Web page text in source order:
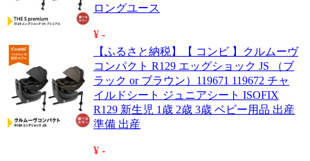
ロングユース
¥ -
【ふるさと納税】【 コンビ 】クルムーヴ
コンパクト R129 エッグショック JS （ブ
ラック or ブラウン）119671 119672 チャ
イルドシート ジュニアシート ISOFIX
R129 新生児 1歳 2歳 3歳 ベビー用品 出産
準備 出産
¥ -